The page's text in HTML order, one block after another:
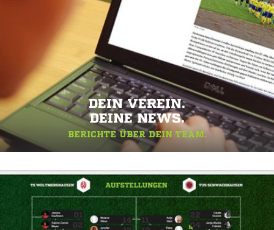
DEIN VEREIN.
DEINE NEWS.
BERICHTE ÜBER DEIN TEAM.